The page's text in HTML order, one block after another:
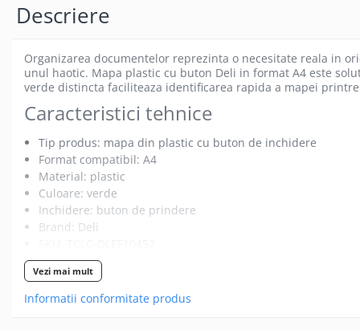
Mouse Gaming
Mouse Pad Gaming
Tastatura Gaming
Accesorii laptop
Cooler laptop
Ventilatoare USB
Accesorii monitoare
Suporturi monitoare
Accesorii smartphone
Accesorii SIM
Adaptoare smartphone
Cabluri iPhone
Descriere
Organizarea documentelor reprezinta o necesitate reala in
unul haotic. Mapa plastic cu buton Deli in format A4 este
verde distincta faciliteaza identificarea rapida a mapei
Caracteristici tehnice
Tip produs: mapa din plastic cu buton de inchidere
Format compatibil: A4
Material: plastic
Culoare: verde
Inchidere: buton de prindere
Brand: Deli
Utilizari specifice
Domeniu - Exemplu concret de utilizare
Birou / Corporativ - Pastrarea contractelor, ofertelor sau
Vezi mai mult
Informatii conformitate produs